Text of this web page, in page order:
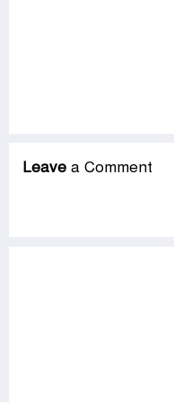
Leave a Comment